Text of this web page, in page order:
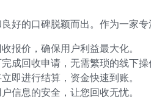
好的口碑脱颖而出。作为一家
报价，确保用户利益最大化。
成回收申请，无需繁琐的线下操
即进行结算，资金快速到账。
信息的安全，让您回收无忧。